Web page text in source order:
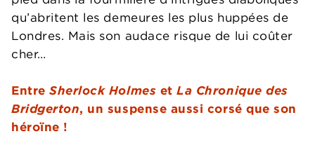
qu’abritent les demeures les plus huppées de
Londres. Mais son audace risque de lui coûter
cher…
EntreSherlock Holmes etLa Chronique des
Bridgerton, un suspense aussi corsé que son
héroïne !